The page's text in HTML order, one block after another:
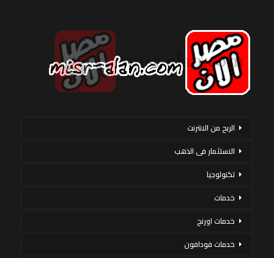
الربح من الانترنت
الاستثمار فى الذهب
تكنولوجيا
خدمات
خدمات اورنج
خدمات فودافون